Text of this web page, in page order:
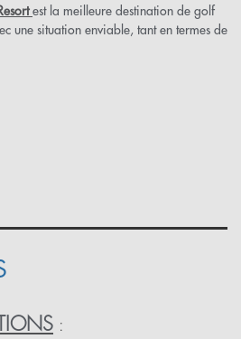
est la meilleure destination de golf
une situation enviable, tant en termes de
: